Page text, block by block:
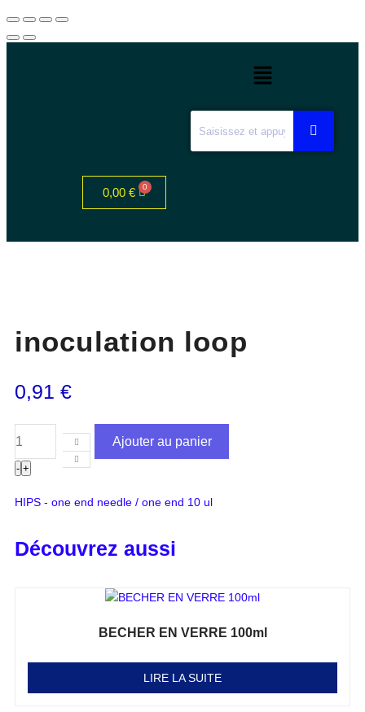
0,00 €
inoculation loop
0,91 €
- +
Ajouter au panier
HIPS - one end needle / one end 10 ul
Découvrez aussi
BECHER EN VERRE 100ml
LIRE LA SUITE